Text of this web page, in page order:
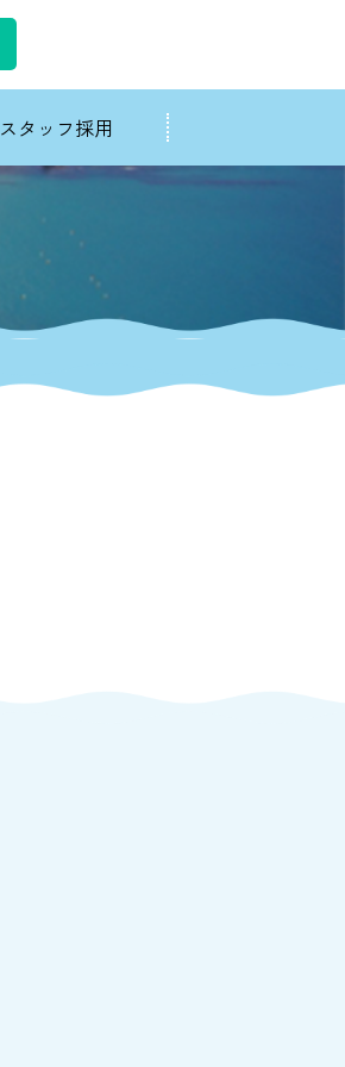
スタッフ採用